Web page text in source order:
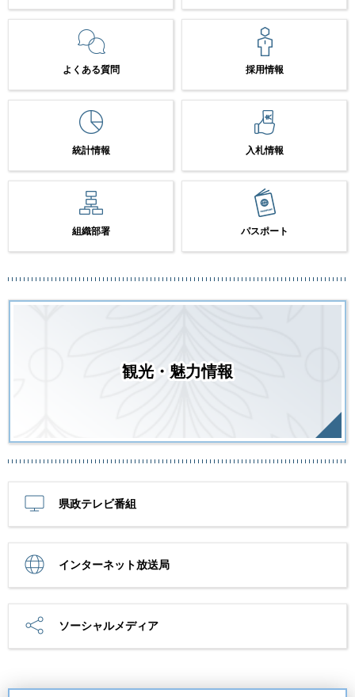
よくある質問 採用情報
統計情報 入札情報
組織部署 パスポート
観光・魅力情報
県政テレビ番組
インターネット放送局
ソーシャルメディア